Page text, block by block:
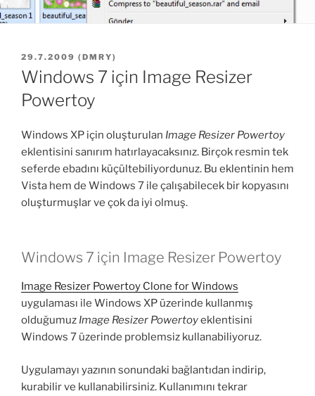
YAYIM
TARIHI
29.7.2009 ( DMRY)
Windows 7 için Image Resizer
Powertoy
Windows XP için oluşturulan Image Resizer Powertoy
eklentisini sanırım hatırlayacaksınız. Birçok resmin tek
seferde ebadını küçültebiliyordunuz. Bu eklentinin hem
Vista hem de Windows 7 ile çalışabilecek bir kopyasını
oluşturmuşlar ve çok da iyi olmuş.
Windows 7 için Image Resizer Powertoy
Image Resizer Powertoy Clone for Windows
uygulaması ile Windows XP üzerinde kullanmış
olduğumuz Image Resizer Powertoyeklentisini
Windows 7 üzerinde problemsiz kullanabiliyoruz.
Uygulamayı yazının sonundaki bağlantıdan indirip,
kurabilir ve kullanabilirsiniz. Kullanımını tekrar